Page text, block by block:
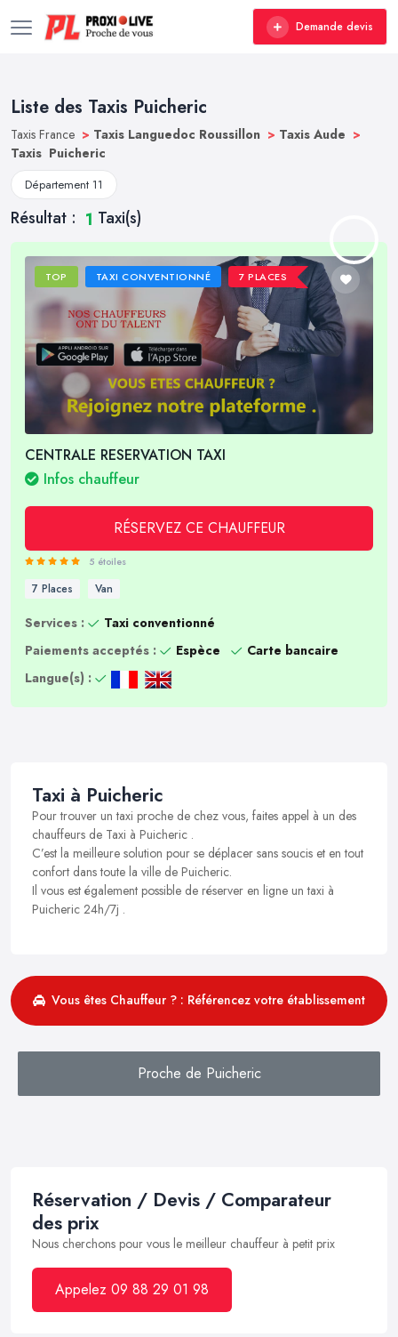
Demande devis
Liste des Taxis Puicheric
Taxis France > Taxis Languedoc Roussillon > Taxis Aude >
Taxis Puicheric
Département 11
Résultat : 1 Taxi(s)
TOP TAXI CONVENTIONNÉ 7 PLACES
CENTRALE RESERVATION TAXI
Infos chauffeur
RÉSERVEZ CE CHAUFFEUR
5 étoiles
7 Places Van
Services :
Taxi conventionné
Paiements acceptés :
Espèce
Carte bancaire
Langue(s) :
Taxi à Puicheric
Pour trouver un taxi proche de chez vous, faites appel à un des
chauffeurs de Taxi à Puicheric .
C’est la meilleure solution pour se déplacer sans soucis et en tout
confort dans toute la ville de Puicheric.
Il vous est également possible de réserver en ligne un taxi à
Puicheric 24h/7j .
Vous êtes Chauffeur ? : Référencez votre établissement
Proche de Puicheric
Réservation / Devis / Comparateur
des prix
Nous cherchons pour vous le meilleur chauffeur à petit prix
Appelez 09 88 29 01 98